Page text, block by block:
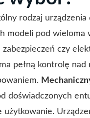
rodzaj
modeli pod wieloma
czy
pełną kontrolę nad
doświadczonych